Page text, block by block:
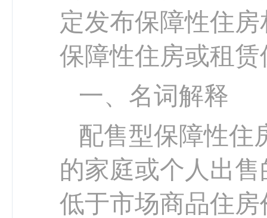
定发布保障性住
保障性住房或租
一、名词解释
配售型保障性住
的家庭或个人出
低于市场商品住